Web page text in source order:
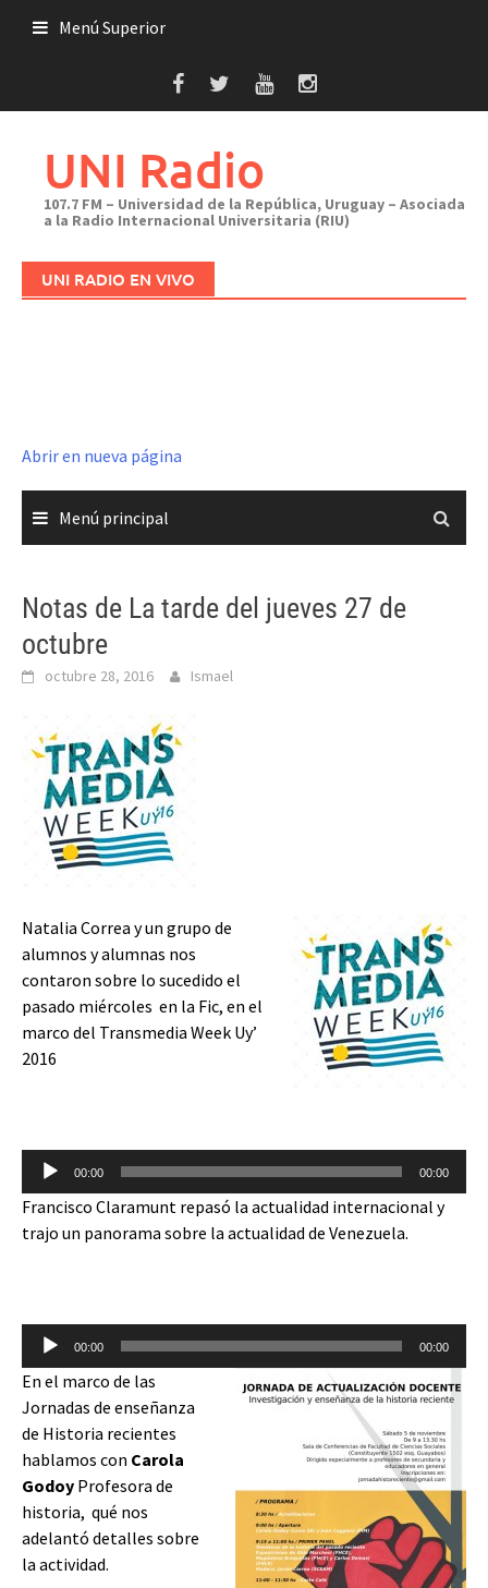
Menú Superior
UNI Radio
107.7 FM – Universidad de la República, Uruguay – Asociada
a la Radio Internacional Universitaria (RIU)
UNI RADIO EN VIVO
Abrir en nueva página
Menú principal
Notas de La tarde del jueves 27 de
octubre
octubre 28, 2016 Ismael
Natalia Correa y un grupo de
alumnos y alumnas nos
contaron sobre lo sucedido el
pasado miércoles en la Fic, en el
marco del Transmedia Week Uy’
2016
Reproductor
de
audio
00:00 00:00
Francisco Claramunt repasó la actualidad internacional y
trajo un panorama sobre la actualidad de Venezuela.
Reproductor
de
audio
00:00 00:00
En el marco de las
Jornadas de enseñanza
de Historia recientes
hablamos con Carola
Godoy Profesora de
historia, qué nos
adelantó detalles sobre
la actividad.